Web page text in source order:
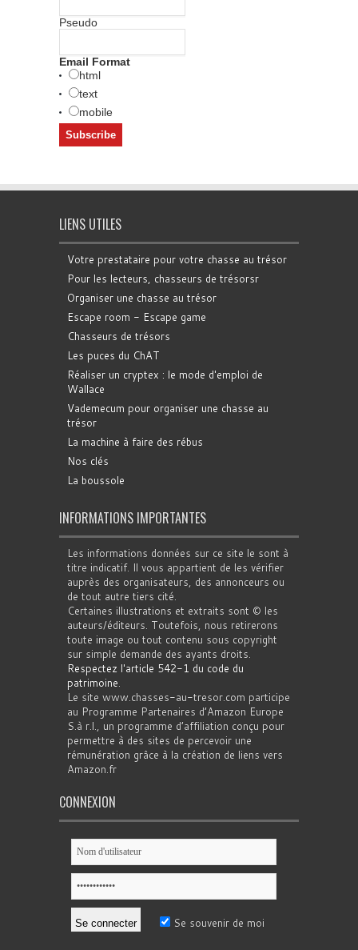
Pseudo
Email Format
html
text
mobile
LIENS UTILES
Votre prestataire pour votre chasse au trésor
Pour les lecteurs, chasseurs de trésorsr
Organiser une chasse au trésor
Escape room - Escape game
Chasseurs de trésors
Les puces du ChAT
Réaliser un cryptex : le mode d'emploi de
Wallace
Vademecum pour organiser une chasse au
trésor
La machine à faire des rébus
Nos clés
La boussole
INFORMATIONS IMPORTANTES
Les informations données sur ce site le sont à
titre indicatif. Il vous appartient de les vérifier
auprès des organisateurs, des annonceurs ou
de tout autre tiers cité.
Certaines illustrations et extraits sont © les
auteurs/éditeurs. Toutefois, nous retirerons
toute image ou tout contenu sous copyright
sur simple demande des ayants droits.
Respectez l'article 542-1 du code du
patrimoine.
Le site www.chasses-au-tresor.com participe
au Programme Partenaires d’Amazon Europe
S.à r.l., un programme d’affiliation conçu pour
permettre à des sites de percevoir une
rémunération grâce à la création de liens vers
Amazon.fr
CONNEXION
Se souvenir de moi